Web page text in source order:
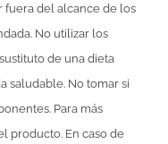
fuera del alcance de los
No utilizar los
de una dieta
saludable. No tomar si
Para más
producto. En caso de